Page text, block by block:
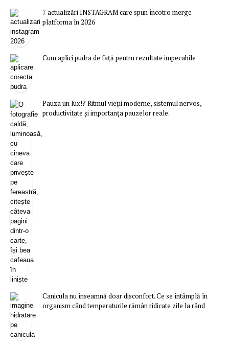
7 actualizări INSTAGRAM care spun încotro merge
platforma în 2026
Cum aplici pudra de față pentru rezultate impecabile
Pauza un lux!? Ritmul vieții moderne, sistemul nervos,
productivitate și importanța pauzelor reale.
Canicula nu înseamnă doar disconfort. Ce se întâmplă în
organism când temperaturile rămân ridicate zile la rând